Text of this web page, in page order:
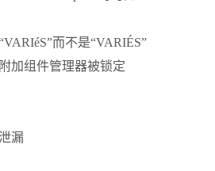
而不是“VARIÉS”
加组件管理器被锁定
漏